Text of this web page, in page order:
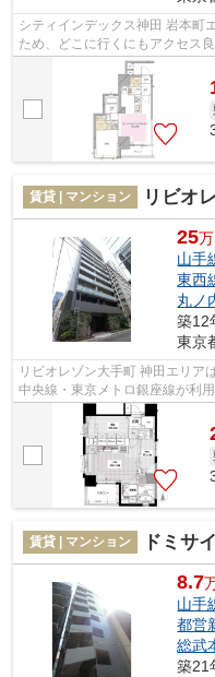
シティインデックス神田 岩本町エリアは山手線など便利な路線が利用可能な
ため、どこに行くにもアクセス
ことができます。 比較的治安
賃貸 | マンション リビオ
25
山手
東西
丸ノ
築12
東京
リビオレゾン大手町 神田エリアは、 JR山手線・JR京浜東北線・根岸線・JR
中央線・東京メトロ銀座線が利
です。 ビジネスマン向けのお店
賃貸 | マンション ドミサ
8.7
山手
都営
総武
築21